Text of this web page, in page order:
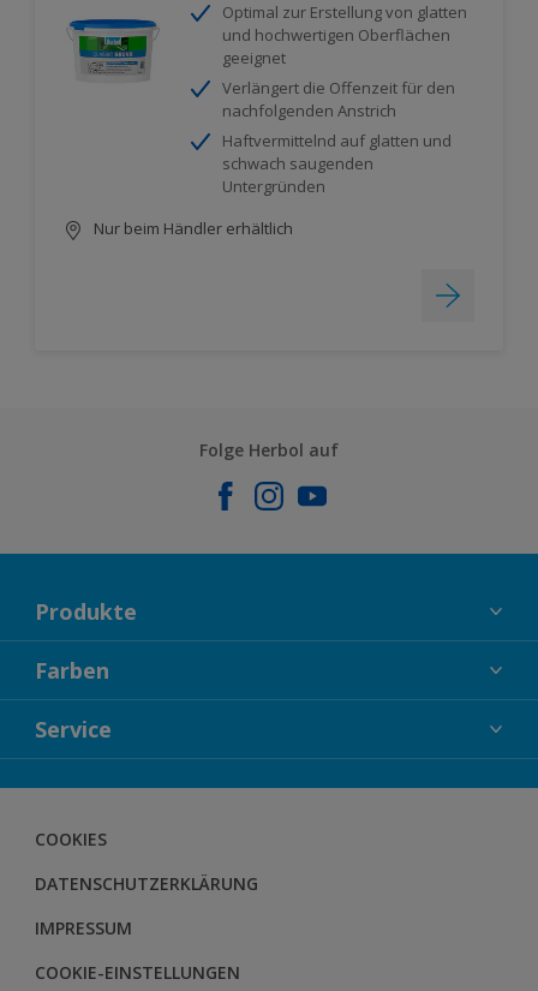
Optimal zur Erstellung von glatten
und hochwertigen Oberflächen
geeignet
Verlängert die Offenzeit für den
nachfolgenden Anstrich
Haftvermittelnd auf glatten und
schwach saugenden
Untergründen
Nur beim Händler erhältlich
Folge Herbol auf
Produkte
FASSADENFARBEN
INNENFARBEN
LACKE
BODENSYSTEM
Farben
KOLLEKTIONEN
FARBTRENDS
FARBBERATUNG
Service
HERBOL NACHRICHTEN
HERBOL WERBEMITTELSHOP
SCHULUNGEN
COOKIES
DATENSCHUTZERKLÄRUNG
IMPRESSUM
COOKIE-EINSTELLUNGEN